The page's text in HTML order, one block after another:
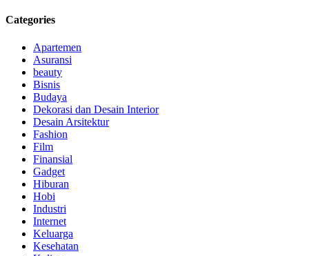
Categories
Apartemen
Asuransi
beauty
Bisnis
Budaya
Dekorasi dan Desain Interior
Desain Arsitektur
Fashion
Film
Finansial
Gadget
Hiburan
Hobi
Industri
Internet
Keluarga
Kesehatan